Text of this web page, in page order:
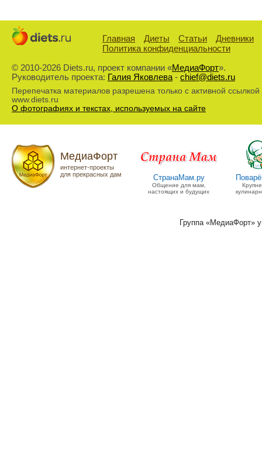
Главная Диеты Статьи
Дневники
Политика конфиденциальности
© 2010-2026 Diets.ru, проект компании «МедиаФорт».
Руководитель проекта: Галия Яковлева- chief@diets.ru
Перепечатка материалов разрешена только с активной ссылкой
www.diets.ru
О фотографиях и текстах, используемых на сайте
МедиаФорт
интернет-проекты
для прекрасных дам
СтранаМам.ру
Общение для мам,
настоящих и будущих
Группа «МедиаФорт»